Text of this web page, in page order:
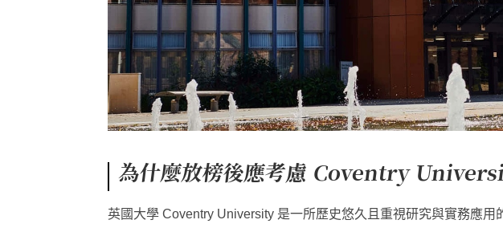
為什麼放榜後應考慮 Coventry
英國大學 Coventry University 是一所歷史悠久且重視研究與實務應